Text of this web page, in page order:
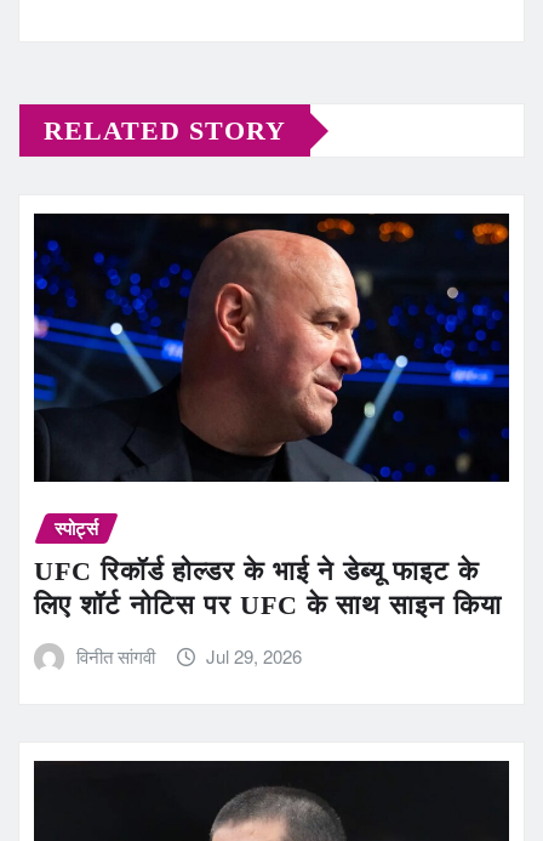
RELATED STORY
स्पोर्ट्स
UFC रिकॉर्ड होल्डर के भाई ने डेब्यू फाइट के
लिए शॉर्ट नोटिस पर UFC के साथ साइन किया
विनीत सांगवी Jul 29, 2026